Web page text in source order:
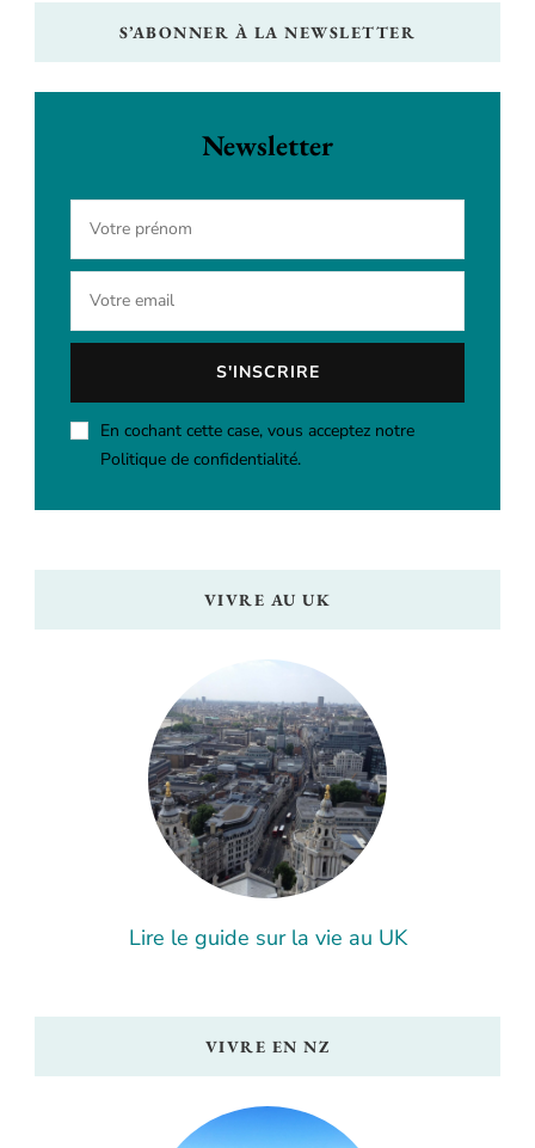
S’ABONNER À LA NEWSLETTER
Newsletter
En cochant cette case, vous acceptez notre
Politique de confidentialité.
VIVRE AU UK
Lire le guide sur la vie au UK
VIVRE EN NZ